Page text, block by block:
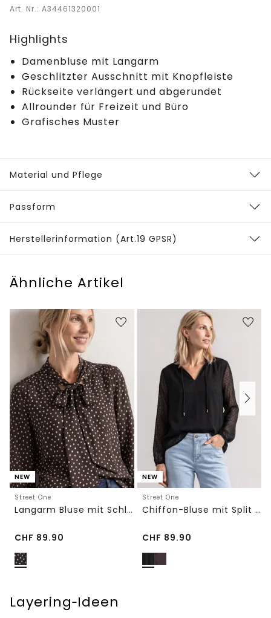
Art. Nr.: A34461320001
Highlights
Damenbluse mit Langarm
Geschlitzter Ausschnitt mit Knopfleiste
Rückseite verlängert und abgerundet
Allrounder für Freizeit und Büro
Grafisches Muster
Material und Pflege
Passform
Herstellerinformation (Art.19 GPSR)
Ähnliche Artikel
NEW
Street One
Langarm Bluse mit Schleifendetail
CHF 89.90
NEW
Street One
Chiffon-Bluse mit Split Neck und Bändern
CHF 89.90
Layering‑Ideen